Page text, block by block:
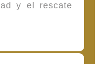
y el rescate